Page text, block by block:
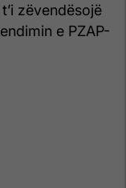
zëvendësojë
e PZAP-